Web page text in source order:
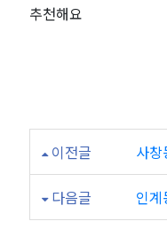
라
피
최
추천해요
이전글
다음글